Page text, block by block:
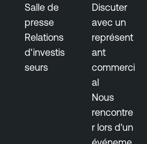
Salle de
presse
Relations
d'investis
seurs
Discuter
avec un
représent
ant
commerci
al
Nous
rencontre
r lors d'un